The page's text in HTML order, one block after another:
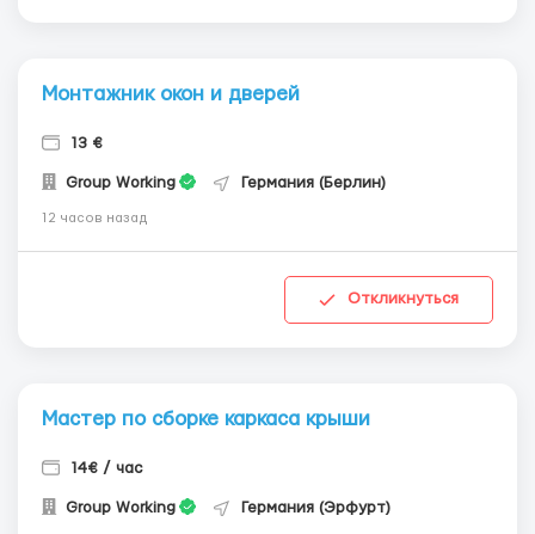
Монтажник окон и дверей
13 €
Group Working Германия (Берлин)
12 часов назад
Откликнуться
Мастер по сборке каркаса крыши
14€ / час
Group Working Германия (Эрфурт)